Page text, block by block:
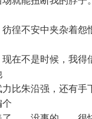
不安中夹杂着怨
不是时候，我得
比朱沿强，还有手
个